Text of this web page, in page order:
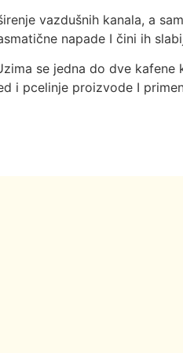
vazdušnih kanala, a
napade I čini ih
se jedna do dve kafene
i pcelinje proizvode I